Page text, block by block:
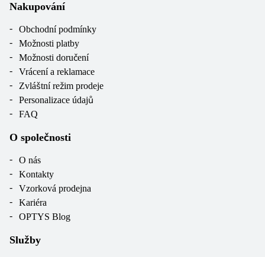
Nakupování
Obchodní podmínky
Možnosti platby
Možnosti doručení
Vrácení a reklamace
Zvláštní režim prodeje
Personalizace údajů
FAQ
O společnosti
O nás
Kontakty
Vzorková prodejna
Kariéra
OPTYS Blog
Služby